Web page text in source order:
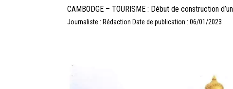
CAMBODGE – TOURISME : Début de construction
Journaliste : Rédaction Date de publication : 06/01/2023